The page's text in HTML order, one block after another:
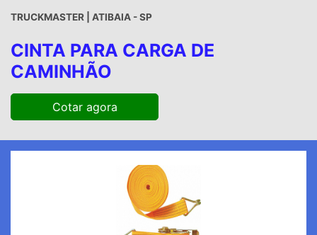
TRUCKMASTER | ATIBAIA - SP
CINTA PARA CARGA DE
CAMINHÃO
Cotar agora